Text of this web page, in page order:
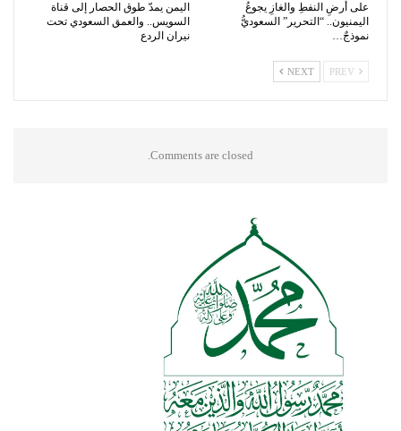
على أرضِ النفطِ والغازِ يجوعُ
اليمنيون.. “التحرير” السعوديُّ
نموذجٌ…
اليمن يمدّ طوق الحصار إلى قناة
السويس.. والعمق السعودي تحت
نيران الردع
NEXT
Comments are closed.